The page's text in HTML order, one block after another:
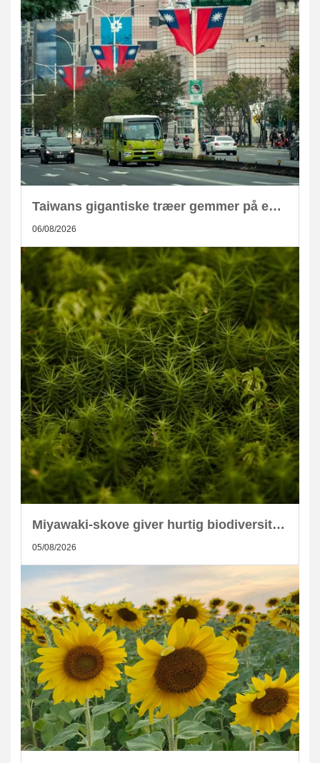
Taiwans gigantiske træer gemmer på enorm CO2-lagring
06/08/2026
Miyawaki-skove giver hurtig biodiversitet i skandinaviske byer
05/08/2026